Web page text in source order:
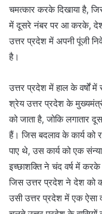
चमत्कार करके दिखाया है,
में दूसरे नंबर पर आ करके, देश
उत्तर प्रदेश में अपनी पूंजी
है।
उत्तर प्रदेश में हाल के वर्षों
श्रेय उत्तर प्रदेश के
को जाता है, जोकि लगातार
हैं। जिस बदलाव के कार्य को
पाए थे, उस कार्य को एक
इच्छाशक्ति ने चंद वर्ष में करके
जिस उत्तर प्रदेश ने देश को
उसी उत्तर प्रदेश में एक ऐसा